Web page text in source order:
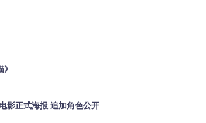
影正式海报 追加角色公开